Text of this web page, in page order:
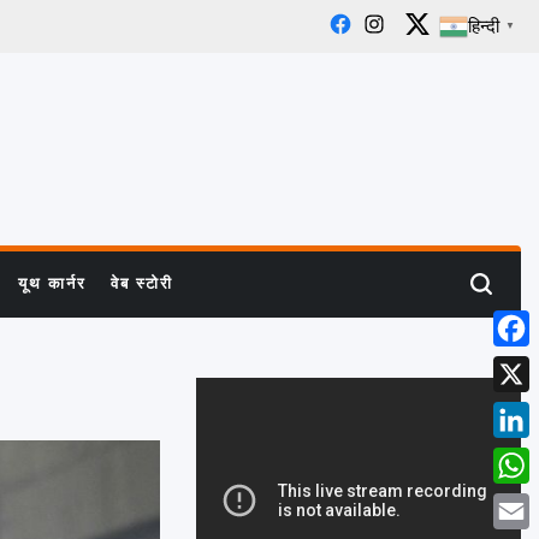
Facebook
Instagram
X हिन्दी ▼
यूथ कार्नर वेब स्टोरी Search
X